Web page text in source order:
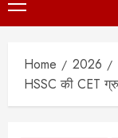
Primary
Menu
Home
2026
HSSC की CET